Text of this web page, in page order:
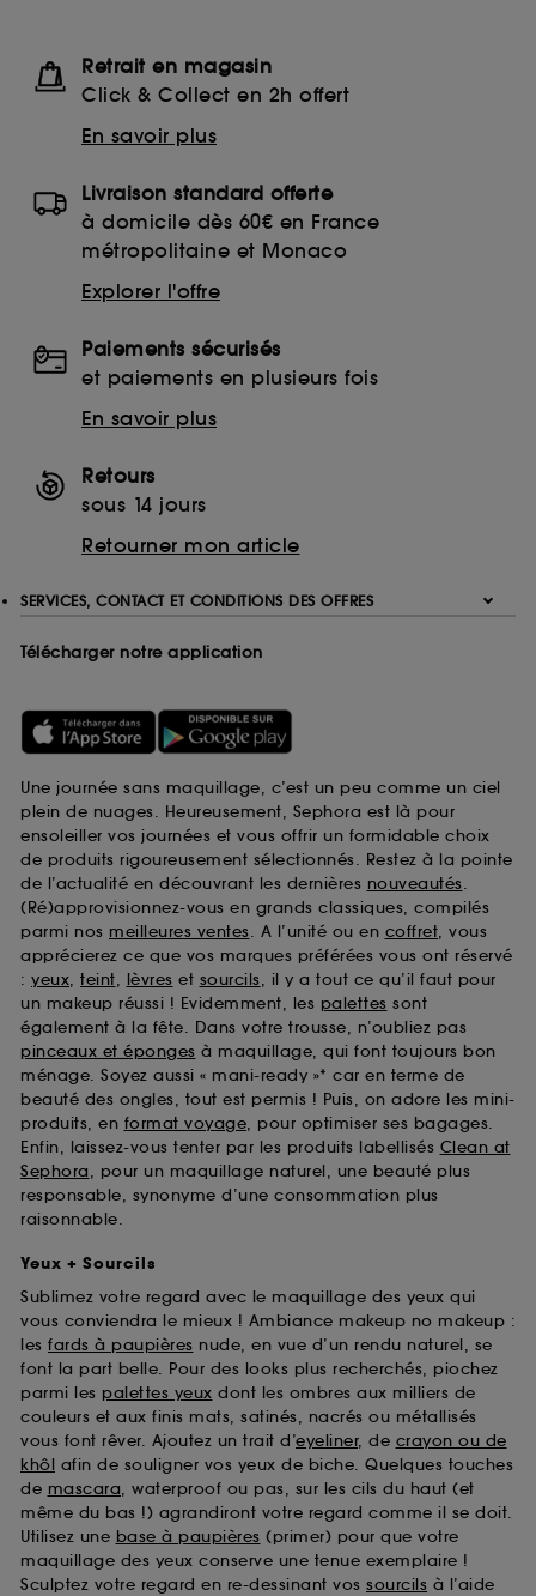
Retrait en magasin
Click & Collect en 2h offert
En savoir plus
Livraison standard offerte
à domicile dès 60€ en France
métropolitaine et Monaco
Explorer l'offre
Paiements sécurisés
et paiements en plusieurs fois
En savoir plus
Retours
sous 14 jours
Retourner mon article
SERVICES, CONTACT ET CONDITIONS DES OFFRES
Télécharger notre application
Une journée sans maquillage, c’est un peu comme un ciel
plein de nuages. Heureusement, Sephora est là pour
ensoleiller vos journées et vous offrir un formidable choix
de produits rigoureusement sélectionnés. Restez à la pointe
de l’actualité en découvrant les dernières nouveautés.
(Ré)approvisionnez-vous en grands classiques, compilés
parmi nos meilleures ventes. A l’unité ou en coffret, vous
apprécierez ce que vos marques préférées vous ont réservé
: yeux, teint, lèvres et sourcils, il y a tout ce qu’il faut pour
un makeup réussi ! Evidemment, les palettes sont
également à la fête. Dans votre trousse, n’oubliez pas
pinceaux et éponges à maquillage, qui font toujours bon
ménage. Soyez aussi « mani-ready »* car en terme de
beauté des ongles, tout est permis ! Puis, on adore les mini-
produits, en format voyage, pour optimiser ses bagages.
Enfin, laissez-vous tenter par les produits labellisés Clean at
Sephora, pour un maquillage naturel, une beauté plus
responsable, synonyme d’une consommation plus
raisonnable.
Yeux + Sourcils
Sublimez votre regard avec le maquillage des yeux qui
vous conviendra le mieux ! Ambiance makeup no makeup :
les fards à paupières nude, en vue d’un rendu naturel, se
font la part belle. Pour des looks plus recherchés, piochez
parmi les palettes yeux dont les ombres aux milliers de
couleurs et aux finis mats, satinés, nacrés ou métallisés
vous font rêver. Ajoutez un trait d’eyeliner, de crayon ou de
khôl afin de souligner vos yeux de biche. Quelques touches
de mascara, waterproof ou pas, sur les cils du haut (et
même du bas !) agrandiront votre regard comme il se doit.
Utilisez une base à paupières (primer) pour que votre
maquillage des yeux conserve une tenue exemplaire !
Sculptez votre regard en re-dessinant vos sourcils à l’aide